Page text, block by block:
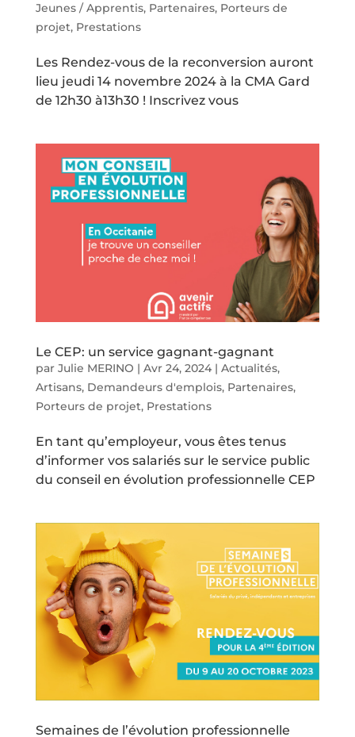
Jeunes / Apprentis, Partenaires, Porteurs de
projet, Prestations
Les Rendez-vous de la reconversion auront
lieu jeudi 14 novembre 2024 à la CMA Gard
de 12h30 à13h30 ! Inscrivez vous
Le CEP: un service gagnant-gagnant
par Julie MERINO | Avr 24, 2024| Actualités,
Artisans, Demandeurs d'emplois, Partenaires,
Porteurs de projet, Prestations
En tant qu’employeur, vous êtes tenus
d’informer vos salariés sur le service public
du conseil en évolution professionnelle CEP
Semaines de l’évolution professionnelle